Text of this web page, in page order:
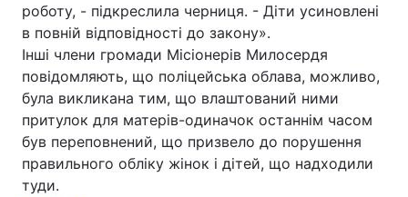
роботу, - підкреслила черниця. - Діти усиновлені
в повній відповідності до закону».
Інші члени громади Місіонерів Милосердя
повідомляють, що поліцейська облава, можливо,
була викликана тим, що влаштований ними
притулок для матерів-одиначок останнім часом
був переповнений, що призвело до порушення
правильного обліку жінок і дітей, що надходили
туди.